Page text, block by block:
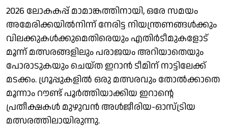
2026 ലോകകപ്പ് മാമാങ്കത്തിനായി, ഒരേ സമയം
അമേരിക്കയിൽനിന്ന് നേരിട്ട നിയന്ത്രണങ്ങൾക്കും
വിലക്കുകൾക്കുമെതിരെയും എതിർടീമുകളോട്
മൂന്ന് മത്സരങ്ങളിലും പരാജയം അറിയാതെയും
പോരാടുകയും ചെയ്ത ഇറാൻ ടീമിന് നാട്ടിലേക്ക്
മടക്കം. ​ഗ്രൂപ്പുകളിൽ ഒരു മത്സരവും തോൽക്കാതെ
മൂന്നാം റൗണ്ട് പൂർത്തിയാക്കിയ ഇറാന്റെ
പ്രതീക്ഷകൾ മുഴുവൻ അൾജീരിയ-ഓസ്ട്രിയ
മത്സരത്തിലായിരുന്നു.